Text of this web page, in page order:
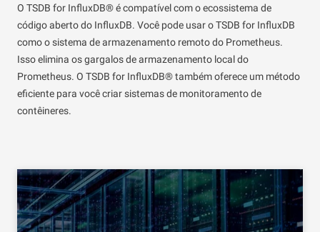
O TSDB for InfluxDB® é compatível com o ecossistema de
código aberto do InfluxDB. Você pode usar o TSDB for InfluxDB
como o sistema de armazenamento remoto do Prometheus.
Isso elimina os gargalos de armazenamento local do
Prometheus. O TSDB for InfluxDB® também oferece um método
eficiente para você criar sistemas de monitoramento de
contêineres.